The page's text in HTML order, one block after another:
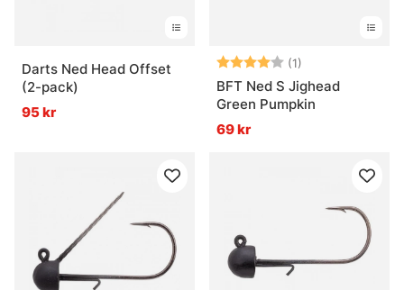
Darts Ned Head Offset
(2-pack)
95 kr
Betyg: (1)
BFT Ned S Jighead
Green Pumpkin
69 kr